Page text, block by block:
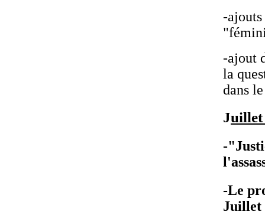
-
-ajout
la
dans
Juillet
-
-Le
Juillet